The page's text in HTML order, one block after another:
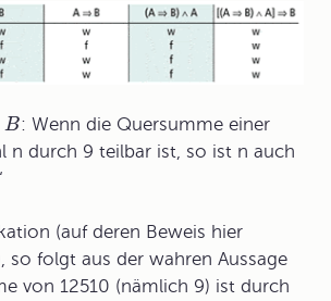
B: Wenn die Quersumme einer
n durch 9 teilbar ist, so ist n auch
(auf deren Beweis hier
so folgt aus der wahren Aussage
von 12510 (nämlich 9) ist durch